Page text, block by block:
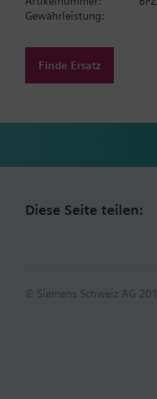
Gewährleistung:
Finde Ersatz
Diese Seite teilen:
© Siemens Schweiz AG